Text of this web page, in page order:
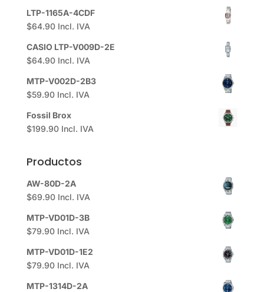
LTP-1165A-4CDF
$64.90 Incl. IVA
CASIO LTP-V009D-2E
$64.90 Incl. IVA
MTP-V002D-2B3
$59.90 Incl. IVA
Fossil Brox
$199.90 Incl. IVA
Productos
AW-80D-2A
$69.90 Incl. IVA
MTP-VD01D-3B
$79.90 Incl. IVA
MTP-VD01D-1E2
$79.90 Incl. IVA
MTP-1314D-2A